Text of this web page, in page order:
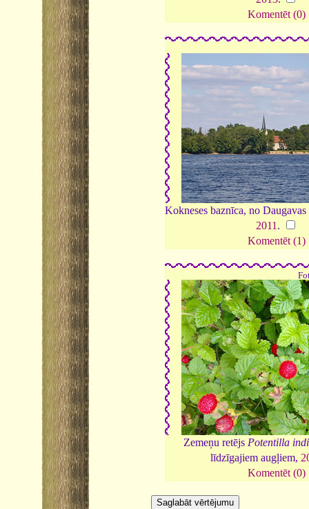
Komentēt (0)
Kokneses baznīca, no Daugavas
2011 .
Komentēt (1)
Zemeņu retējs Potentilla
līdzīgajiem augļiem,
Komentēt (0)